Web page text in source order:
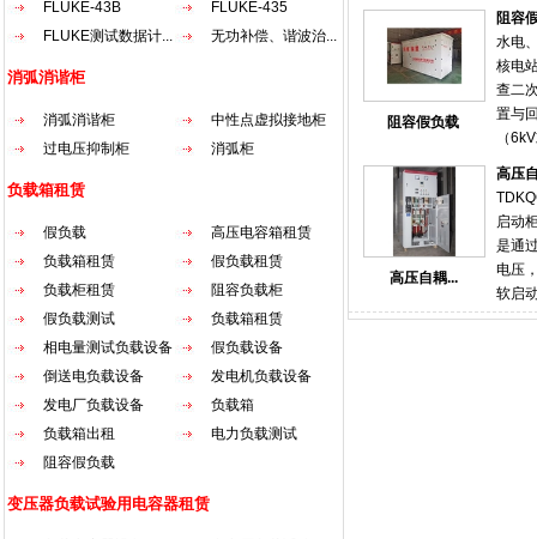
FLUKE-43B
FLUKE-435
FLUKE测试数据计...
无功补偿、谐波治...
消弧消谐柜
消弧消谐柜
中性点虚拟接地柜
过电压抑制柜
消弧柜
负载箱租赁
假负载
高压电容箱租赁
负载箱租赁
假负载租赁
负载柜租赁
阻容负载柜
假负载测试
负载箱租赁
相电量测试负载设备
假负载设备
倒送电负载设备
发电机负载设备
发电厂负载设备
负载箱
负载箱出租
电力负载测试
阻容假负载
变压器负载试验用电容器租赁
好等
于国
平江
术人
随着
式受
来重
电，
段 。
的单
力保
础。
调式
一次
阻容假负载
阻容
水电
核电
查二
置与
（
容器
压备
性。
护可
比普
备的
电厂
高压自耦...
高压
启动
是通
电压
软启
空环